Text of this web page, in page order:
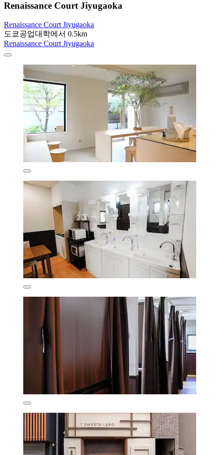
Renaissance Court Jiyugaoka
Renaissance Court Jiyugaoka
도쿄공업대학에서 0.5km
Renaissance Court Jiyugaoka